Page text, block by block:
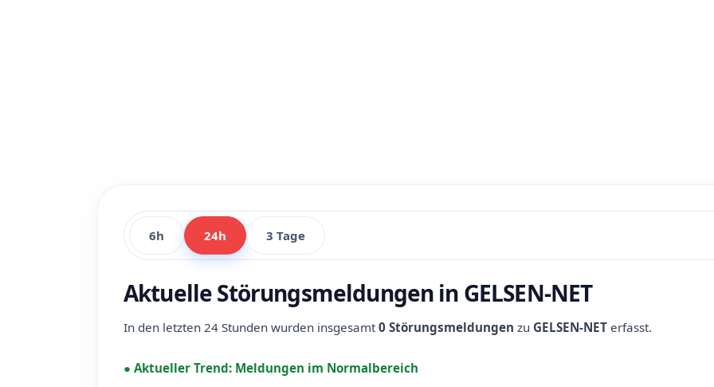
6h 24h 3 Tage
Aktuelle Störungsmeldungen in GELSEN-NET
In den letzten 24 Stunden wurden insgesamt0 Störungsmeldungen zu GELSEN-NET erfasst.
● Aktueller Trend: Meldungen im Normalbereich